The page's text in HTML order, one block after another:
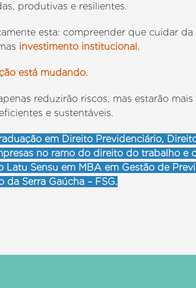
produtivas e resilientes.
esta: compreender que cuidar da
investimento institucional.
está mudando.
reduzirão riscos, mas estarão
e sustentáveis.
em Direito Previdenciário,
no ramo do direito do trabalho e
Sensu em MBA em Gestão de
Serra Gaúcha – FSG.